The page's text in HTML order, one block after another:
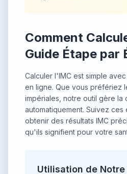
Comment
Guide Étape par
Calculer l'IMC est simple
en ligne. Que vous préfériez
impériales, notre outil gère la
automatiquement. Suivez
obtenir des résultats IMC
qu'ils signifient pour votre
Utilisation de